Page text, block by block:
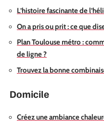
L’histoire fascinante de
On a pris ou prit : ce que
Plan Toulouse métro :
de ligne ?
Trouvez la bonne
Domicile
Créez une ambiance